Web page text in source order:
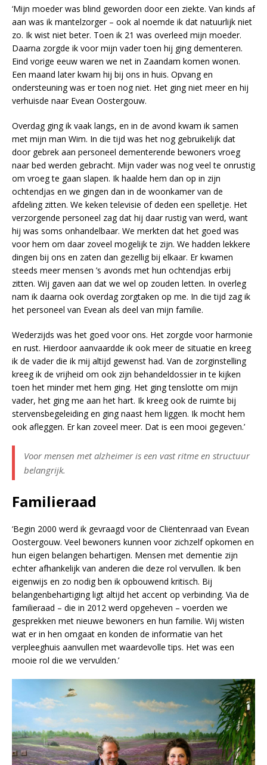
‘Mijn moeder was blind geworden door een ziekte. Van kinds af
aan was ik mantelzorger – ook al noemde ik dat natuurlijk niet
zo. Ik wist niet beter. Toen ik 21 was overleed mijn moeder.
Daarna zorgde ik voor mijn vader toen hij ging dementeren.
Eind vorige eeuw waren we net in Zaandam komen wonen.
Een maand later kwam hij bij ons in huis. Opvang en
ondersteuning was er toen nog niet. Het ging niet meer en hij
verhuisde naar Evean Oostergouw.
Overdag ging ik vaak langs, en in de avond kwam ik samen
met mijn man Wim. In die tijd was het nog gebruikelijk dat
door gebrek aan personeel dementerende bewoners vroeg
naar bed werden gebracht. Mijn vader was nog veel te onrustig
om vroeg te gaan slapen. Ik haalde hem dan op in zijn
ochtendjas en we gingen dan in de woonkamer van de
afdeling zitten. We keken televisie of deden een spelletje. Het
verzorgende personeel zag dat hij daar rustig van werd, want
hij was soms onhandelbaar. We merkten dat het goed was
voor hem om daar zoveel mogelijk te zijn. We hadden lekkere
dingen bij ons en zaten dan gezellig bij elkaar. Er kwamen
steeds meer mensen ’s avonds met hun ochtendjas erbij
zitten. Wij gaven aan dat we wel op zouden letten. In overleg
nam ik daarna ook overdag zorgtaken op me. In die tijd zag ik
het personeel van Evean als deel van mijn familie.
Wederzijds was het goed voor ons. Het zorgde voor harmonie
en rust. Hierdoor aanvaardde ik ook meer de situatie en kreeg
ik de vader die ik mij altijd gewenst had. Van de zorginstelling
kreeg ik de vrijheid om ook zijn behandeldossier in te kijken
toen het minder met hem ging. Het ging tenslotte om mijn
vader, het ging me aan het hart. Ik kreeg ook de ruimte bij
stervensbegeleiding en ging naast hem liggen. Ik mocht hem
ook afleggen. Er kan zoveel meer. Dat is een mooi gegeven.’
Voor mensen met alzheimer is een vast ritme en structuur
belangrijk.
Familieraad
‘Begin 2000 werd ik gevraagd voor de Cliëntenraad van Evean
Oostergouw. Veel bewoners kunnen voor zichzelf opkomen en
hun eigen belangen behartigen. Mensen met dementie zijn
echter afhankelijk van anderen die deze rol vervullen. Ik ben
eigenwijs en zo nodig ben ik opbouwend kritisch. Bij
belangenbehartiging ligt altijd het accent op verbinding. Via de
familieraad – die in 2012 werd opgeheven – voerden we
gesprekken met nieuwe bewoners en hun familie. Wij wisten
wat er in hen omgaat en konden de informatie van het
verpleeghuis aanvullen met waardevolle tips. Het was een
mooie rol die we vervulden.’